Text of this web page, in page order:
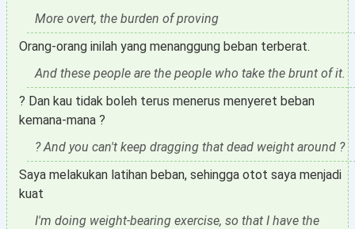
More overt, the burden of proving
Orang-orang inilah yang menanggung beban terberat.
And these people are the people who take the brunt of it.
? Dan kau tidak boleh terus menerus menyeret beban
kemana-mana ?
? And you can't keep dragging that dead weight around ?
Saya melakukan latihan beban, sehingga otot saya menjadi
kuat
I'm doing weight-bearing exercise, so that I have the